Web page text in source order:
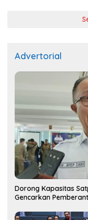
Advertorial
Dorong Kapasitas
Gencarkan